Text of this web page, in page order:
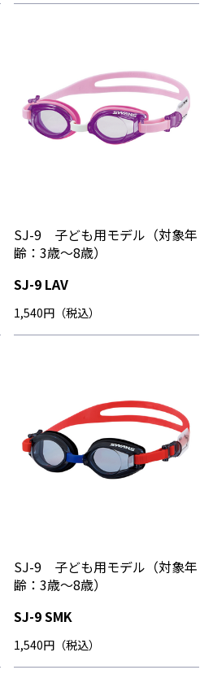
SJ-9 子ども用モデル（対象年
齢：3歳～8歳）
SJ-9 LAV
1,540円（税込）
SJ-9 子ども用モデル（対象年
齢：3歳～8歳）
SJ-9 SMK
1,540円（税込）